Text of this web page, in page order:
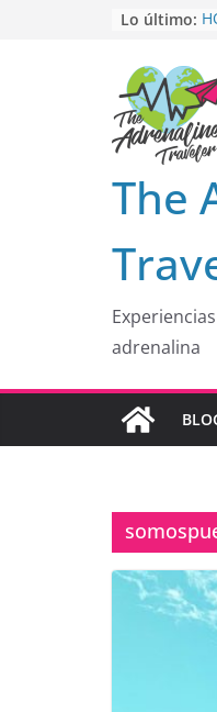
Lo último:
En
The
adrenalina